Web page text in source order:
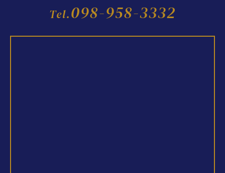
Tel.098-958-3332